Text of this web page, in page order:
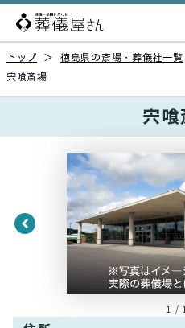
トップ ＞ 徳島県の斎場・葬儀社一覧
宍喰斎場
宍喰
1 /